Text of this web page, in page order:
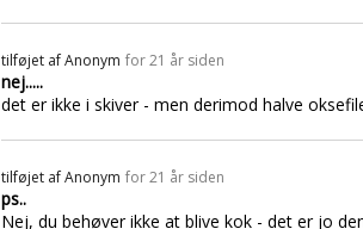
tilføjet afAnonym for 21 år siden
nej.....
det er ikke i skiver - men derimod halve
tilføjet afAnonym for 21 år siden
ps..
Nej, du behøver ikke at blive kok - det er jo